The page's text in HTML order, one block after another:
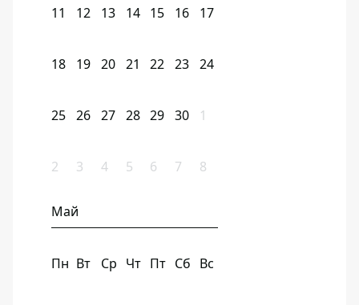
11 12 13 14 15 16 17
18 19 20 21 22 23 24
25 26 27 28 29 30 1
2 3 4 5 6 7 8
Май
Пн Вт Ср Чт Пт Сб Вс